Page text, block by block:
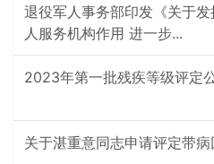
退役军人事务部印发《关于
人服务机构作用 进一步...
2023年第一批残疾等级评定
关于湛重意同志申请评定带